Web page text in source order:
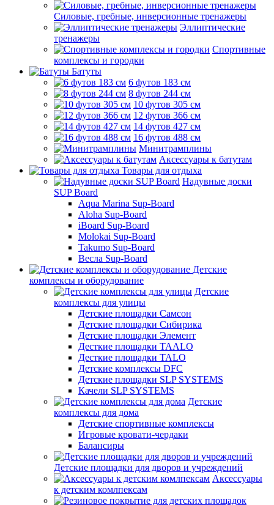
Силовые, гребные, инверсионные тренажеры
Эллиптические
тренажеры
Спортивные
комплексы и городки
Батуты
6 футов 183 см
8 футов 244 см
10 футов 305 см
12 футов 366 см
14 футов 427 см
16 футов 488 см
Минитрамплины
Аксессуары к батутам
Товары для отдыха
Надувные доски
SUP Board
Aqua Marina Sup-Board
Aloha Sup-Board
iBoard Sup-Board
Molokai Sup-Board
Takumo Sup-Board
Весла Sup-Board
Детские
комплексы и оборудование
Детские
комплексы для улицы
Детские площадки Самсон
Детские площадки Сибирика
Детские площадки Элемент
Десткие площадки TAALO
Десткие площадки TALO
Детские комплексы DFC
Детские площадки SLP SYSTEMS
Качели SLP SYSTEMS
Детские
комплексы для дома
Детские спортивные комплексы
Игровые кровати-чердаки
Балансиры
Детские площадки для дворов и учреждений
Аксессуары
к детским комлпексам